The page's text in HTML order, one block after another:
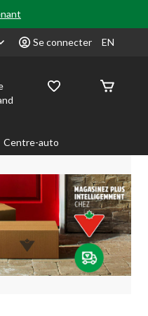
Se connecter EN
Centre-auto